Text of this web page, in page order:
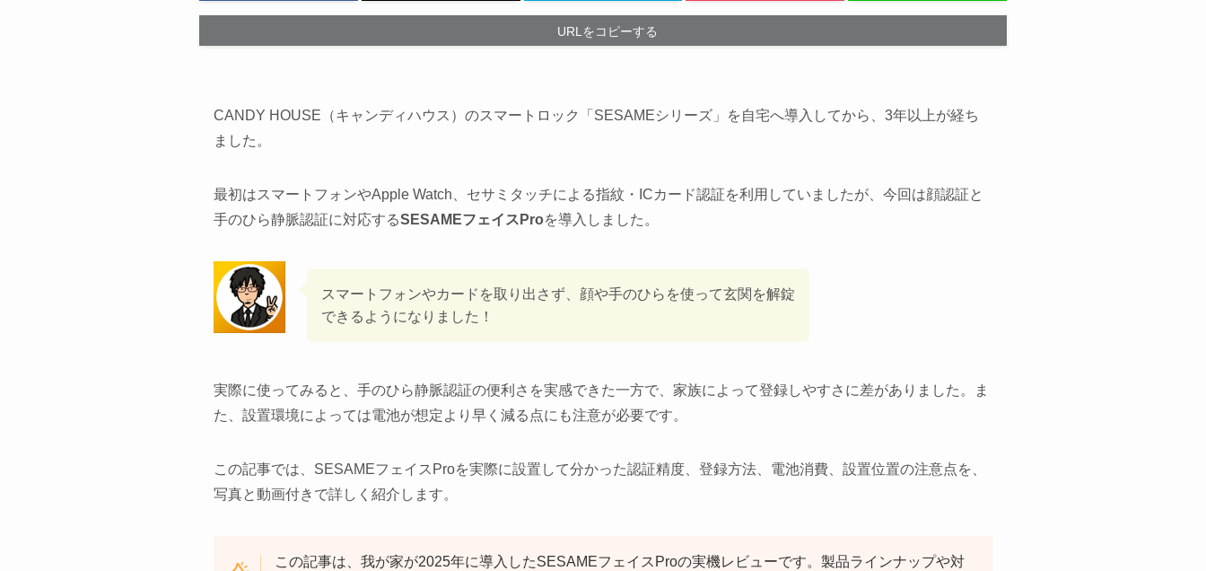
URLをコピーする
CANDY HOUSE（キャンディハウス）のスマートロック「SESAMEシリーズ」を自宅へ導入してから、3年以上が経ち
ました。
最初はスマートフォンやApple Watch、セサミタッチによる指紋・ICカード認証を利用していましたが、今回は顔認証と
手のひら静脈認証に対応するSESAMEフェイスProを導入しました。
スマートフォンやカードを取り出さず、顔や手のひらを使って玄関を解錠
できるようになりました！
実際に使ってみると、手のひら静脈認証の便利さを実感できた一方で、家族によって登録しやすさに差がありました。ま
た、設置環境によっては電池が想定より早く減る点にも注意が必要です。
この記事では、SESAMEフェイスProを実際に設置して分かった認証精度、登録方法、電池消費、設置位置の注意点を、
写真と動画付きで詳しく紹介します。
この記事は、我が家が2025年に導入したSESAMEフェイスProの実機レビューです。製品ラインナップや対